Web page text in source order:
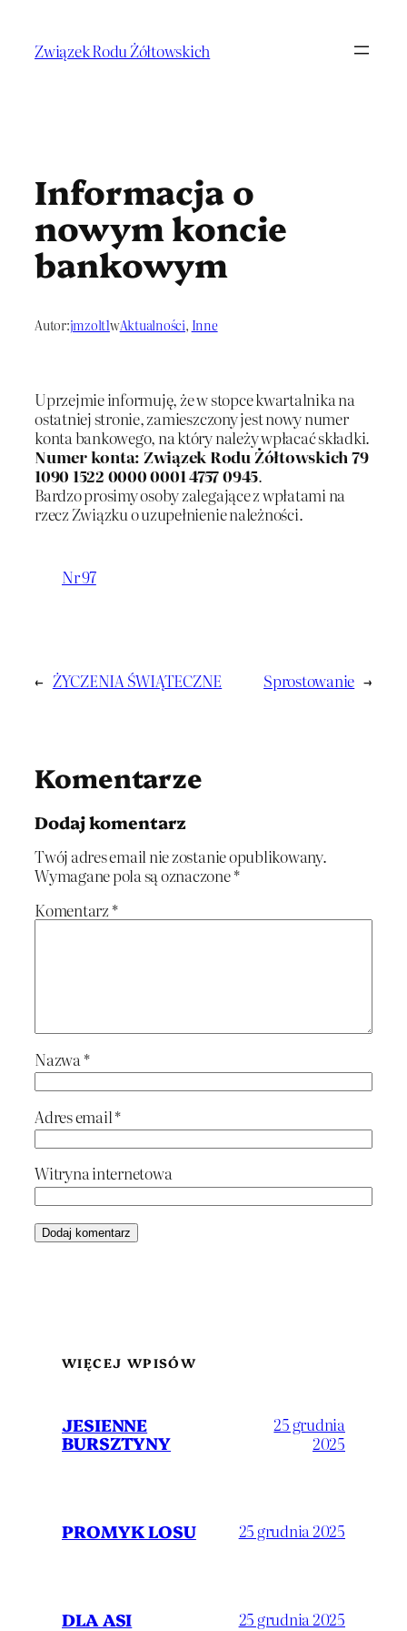
treściZwiązek Rodu Żółtowskich
Informacja o
nowym koncie
bankowym
Autor:jmzolt1wAktualności, Inne
Uprzejmie informuję, że w stopce kwartalnika na
ostatniej stronie, zamieszczony jest nowy numer
konta bankowego, na który należy wpłacać składki.
Numer konta: Związek Rodu Żółtowskich 79
1090 1522 0000 0001 4757 0945.
Bardzo prosimy osoby zalegające z wpłatami na
rzecz Związku o uzupełnienie należności.
Nr 97
← ŻYCZENIA ŚWIĄTECZNE Sprostowanie →
Komentarze
Dodaj komentarz
Twój adres email nie zostanie opublikowany.
Wymagane pola są oznaczone*
Komentarz*
Nazwa *
Adres email*
Witryna internetowa
WIĘCEJ WPISÓW
JESIENNE
BURSZTYNY
25 grudnia
2025
PROMYK LOSU 25 grudnia 2025
DLA ASI 25 grudnia 2025